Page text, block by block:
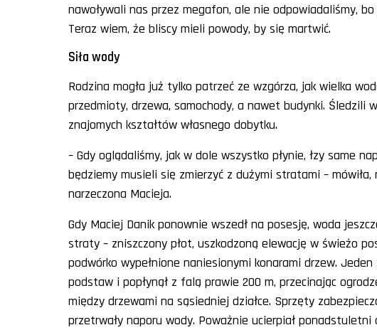
nawoływali nas przez megafon, ale nie odpowiadaliśmy,
Teraz wiem, że bliscy mieli powody, by się martwić.
Siła wody
Rodzina mogła już tylko patrzeć ze wzgórza, jak wielka
przedmioty, drzewa, samochody, a nawet budynki. Śledzili
znajomych kształtów własnego dobytku.
– Gdy oglądaliśmy, jak w dole wszystko płynie, łzy same
będziemy musieli się zmierzyć z dużymi stratami –
narzeczona Macieja.
Gdy Maciej Danik ponownie wszedł na posesję, woda
straty – zniszczony płot, uszkodzoną elewację w świeżo
podwórko wypełnione naniesionymi konarami drzew.
podstaw i popłynął z falą prawie 200 m, przecinając
między drzewami na sąsiedniej działce. Sprzęty
przetrwały naporu wody. Poważnie ucierpiał